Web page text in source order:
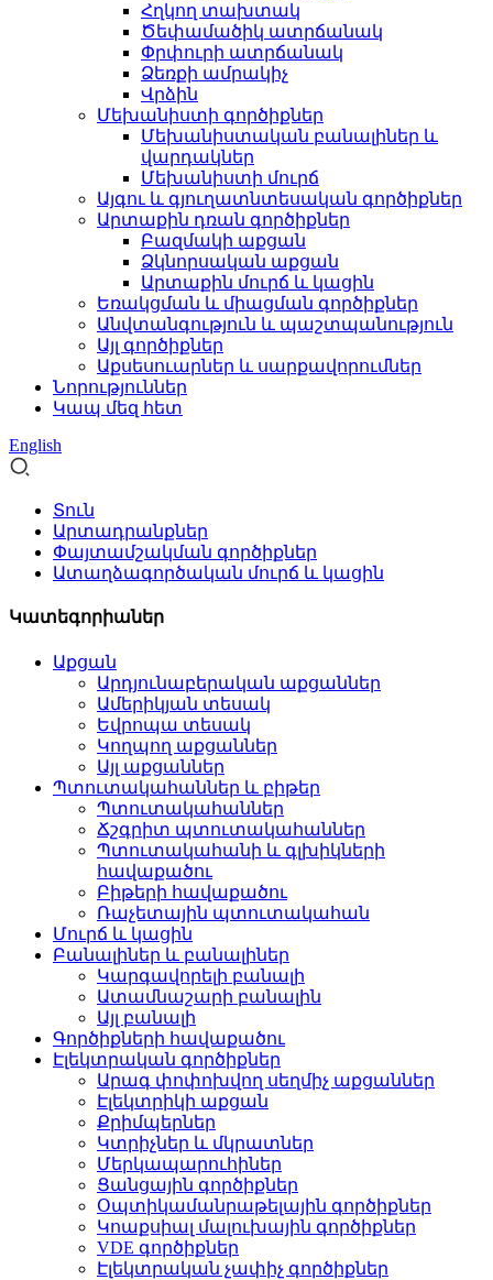
Հղկող տախտակ
Ծեփամածիկ ատրճանակ
Փրփուրի ատրճանակ
Ձեռքի ամրակիչ
Վրձին
Մեխանիստի գործիքներ
Մեխանիստական ​​​​բանալիներ և
վարդակներ
Մեխանիստի մուրճ
Այգու և գյուղատնտեսական գործիքներ
Արտաքին դռան գործիքներ
Բազմակի աքցան
Ձկնորսական աքցան
Արտաքին մուրճ և կացին
Եռակցման և միացման գործիքներ
Անվտանգություն և պաշտպանություն
Այլ գործիքներ
Աքսեսուարներ և սարքավորումներ
Նորություններ
Կապ մեզ հետ
English
Տուն
Արտադրանքներ
Փայտամշակման գործիքներ
Ատաղձագործական մուրճ և կացին
Կատեգորիաներ
Աքցան
Արդյունաբերական աքցաններ
Ամերիկյան տեսակ
Եվրոպա տեսակ
Կողպող աքցաններ
Այլ աքցաններ
Պտուտակահաններ և բիթեր
Պտուտակահաններ
Ճշգրիտ պտուտակահաններ
Պտուտակահանի և գլխիկների
հավաքածու
Բիթերի հավաքածու
Ռաչետային պտուտակահան
Մուրճ և կացին
Բանալիներ և բանալիներ
Կարգավորելի բանալի
Ատամնաշարի բանալին
Այլ բանալի
Գործիքների հավաքածու
Էլեկտրական գործիքներ
Արագ փոփոխվող սեղմիչ աքցաններ
Էլեկտրիկի աքցան
Քրիմպերներ
Կտրիչներ և մկրատներ
Մերկապարուհիներ
Ցանցային գործիքներ
Օպտիկամանրաթելային գործիքներ
Կոաքսիալ մալուխային գործիքներ
VDE գործիքներ
Էլեկտրական չափիչ գործիքներ